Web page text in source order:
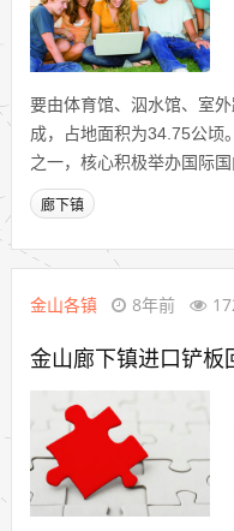
要由体育馆、泅水馆、室
成，占地面积为34.75公顷
之一，核心积极举办国际国
廊下镇
金山各镇 8年前
金山廊下镇进口铲板